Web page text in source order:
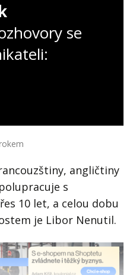
se
angličtiny
s
10 let, a celou dobu
je Libor Nenutil.